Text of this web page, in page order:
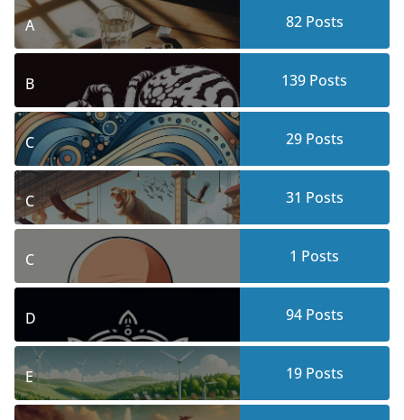
A 82Posts
B 139 Posts
C 29Posts
C 31 Posts
C 1 Posts
D 94Posts
E 19Posts